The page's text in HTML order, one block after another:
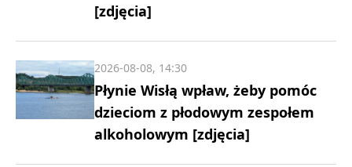
[zdjęcia]
Płynie Wisłą wpław, żeby pomóc
dzieciom z płodowym zespołem
alkoholowym [zdjęcia]
2026-08-08, 14:30